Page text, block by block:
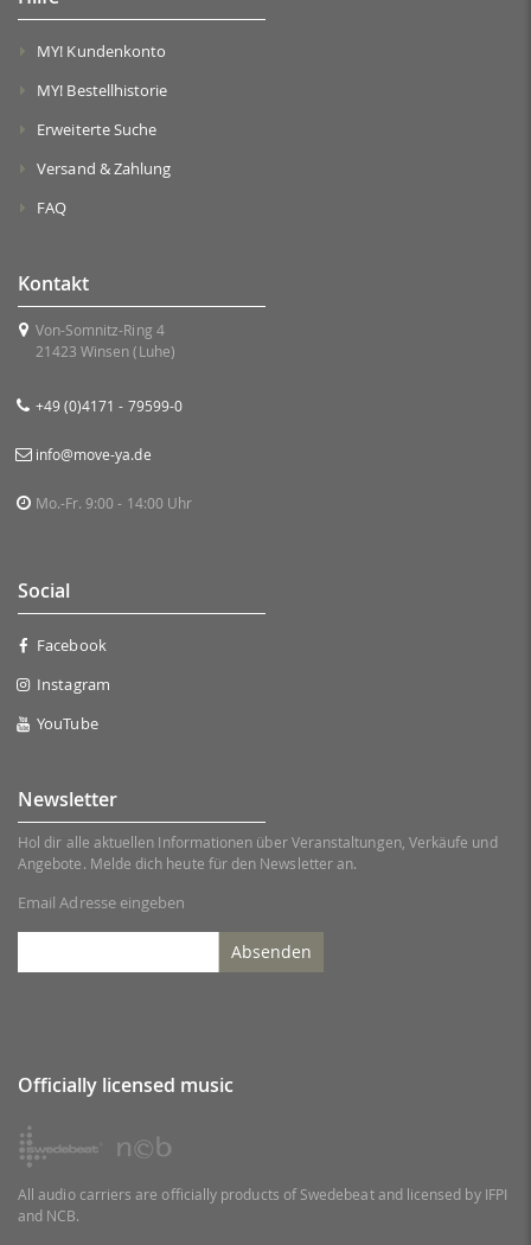
MY! Kundenkonto
MY! Bestellhistorie
Erweiterte Suche
Versand & Zahlung
FAQ
Kontakt
Von-Somnitz-Ring 4
21423 Winsen (Luhe)
+49 (0)4171 - 79599-0
info@move-ya.de
Mo.-Fr. 9:00 - 14:00 Uhr
Social
Facebook
Instagram
YouTube
Newsletter
Hol dir alle aktuellen Informationen über Veranstaltungen, Verkäufe und
Angebote. Melde dich heute für den Newsletter an.
Email Adresse eingeben
Absenden
Officially licensed music
All audio carriers are officially products of Swedebeat and licensed by IFPI
and NCB.